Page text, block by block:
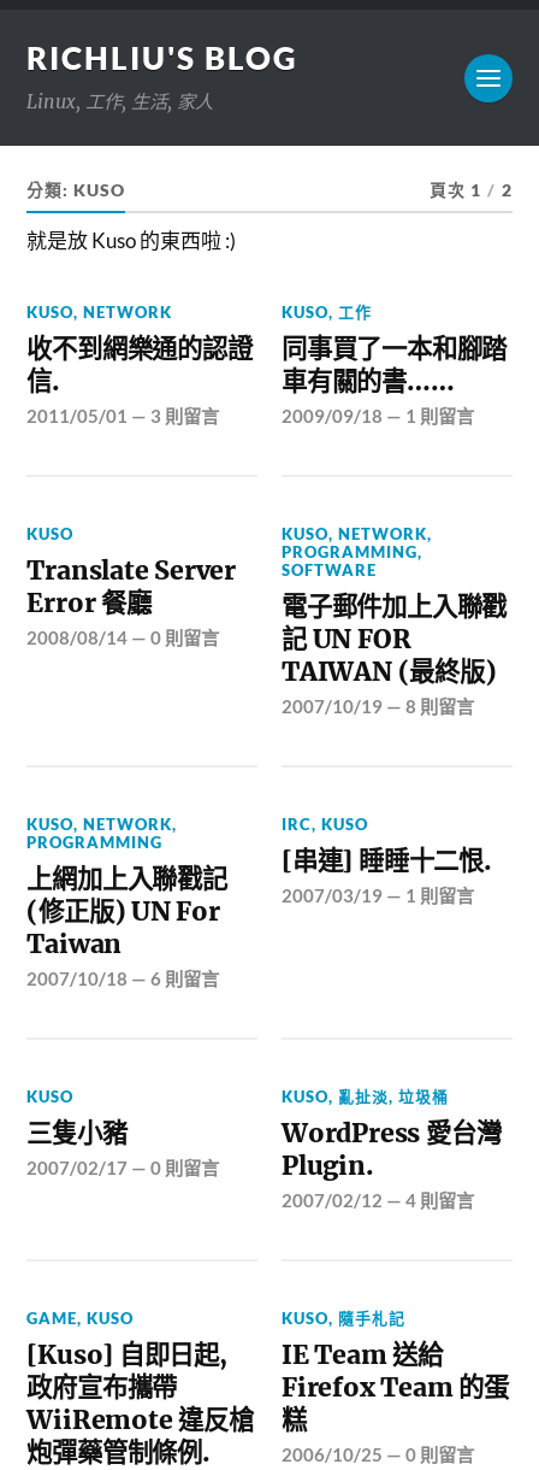
RICHLIU'S BLOG
Linux, 工作, 生活, 家人
分類:KUSO 頁次 1 / 2
就是放 Kuso 的東西啦 :)
KUSO,NETWORK
收不到網樂通的認證
信.
2011/05/01 — 3 則留言
KUSO, 工作
同事買了一本和腳踏
車有關的書……
2009/09/18 — 1 則留言
KUSO
Translate Server
Error 餐廳
2008/08/14 —0 則留言
KUSO,NETWORK,
PROGRAMMING,
SOFTWARE
電子郵件加上入聯戳
記 UN FOR
TAIWAN (最終版)
2007/10/19 —8 則留言
KUSO,NETWORK,
PROGRAMMING
上網加上入聯戳記
(修正版) UN For
Taiwan
2007/10/18 —6 則留言
IRC,KUSO
[串連] 睡睡十二恨.
2007/03/19 — 1 則留言
KUSO
三隻小豬
2007/02/17 —0 則留言
KUSO, 亂扯淡,垃圾桶
WordPress 愛台灣
Plugin.
2007/02/12 —4 則留言
GAME,KUSO
[Kuso] 自即日起,
政府宣布攜帶
WiiRemote 違反槍
炮彈藥管制條例.
KUSO, 隨手札記
IE Team 送給
Firefox Team 的蛋
糕
2006/10/25 —0 則留言